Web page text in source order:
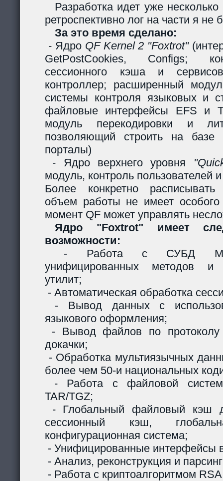
Разработка идет уже
ретроспективно лог на части я не
За это время сделано:
- Ядро QF Kernel 2 "Foxtrot"
GetPostCookies, Configs;
сессионного кэша и
контроллер; расширенный
системы контроля языковых и
файловые интерфейсы EFS и
модуль перекодировки и
позволяющий строить на базе
порталы)
- Ядро верхнего уровня
модуль, контроль пользователей и
Более конкретно
объем работы не имеет
момент QF может управлять
Ядро "Foxtrot" имеет
возможности:
- Работа с СУБД
унифицированных методов и
утилит;
- Автоматическая обработка
- Вывод данных с
языкового оформления;
- Вывод файлов по
докачки;
- Обработка мультиязычных
более чем 50-и национальных
- Работа с файловой
TAR/TGZ;
- Глобальный файловый кэш
сессионный кэш,
конфигурационная система;
- Унифицированные интерфейсы
- Анализ, реконструкция и
- Работа с криптоалгоритмом